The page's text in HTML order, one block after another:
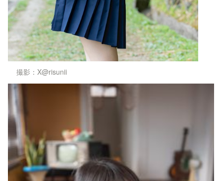
撮影：X@risunii